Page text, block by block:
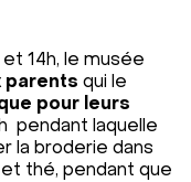
et 14h, le musée
parents qui le
pour leurs
pendant laquelle
la broderie dans
thé, pendant que